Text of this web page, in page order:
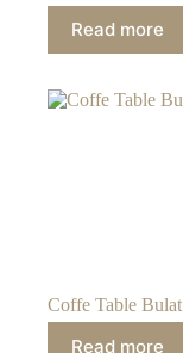
Read more
Coffe Table Bulat
Read more